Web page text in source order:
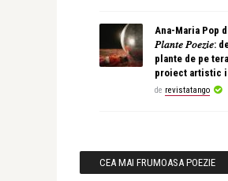
Ana-Maria Pop
𝑃𝑙𝑎𝑛𝑡𝑒 𝑃𝑜𝑒𝑧𝑖𝑒:
plante de pe
proiect artistic
de revistatango
CEA MAI FRUMOASA POEZIE